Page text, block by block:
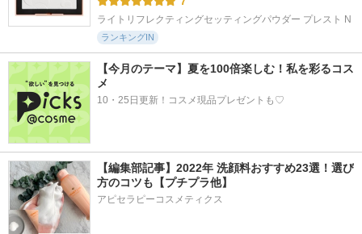
ライトリフレクティングセッティングパウダー プレスト N
ランキングIN
【今月のテーマ】夏を100倍楽しむ！私を彩るコス
メ
10・25日更新！コスメ現品プレゼントも♡
【編集部記事】2022年 洗顔料おすすめ23選！選び
方のコツも【プチプラ他】
アピセラピーコスメティクス